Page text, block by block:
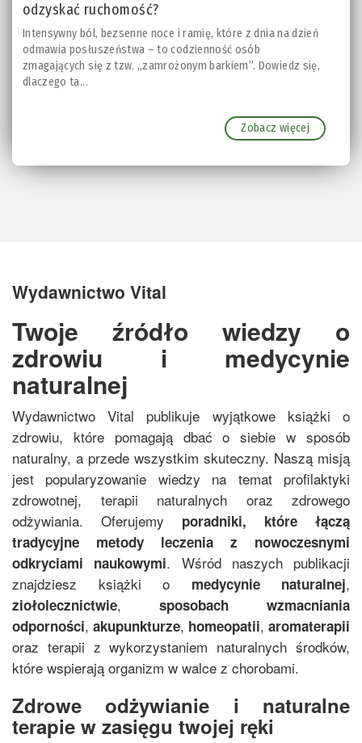
odzyskać ruchomość?
Intensywny ból, bezsenne noce i ramię, które z dnia na dzień
odmawia posłuszeństwa – to codzienność osób
zmagających się z tzw. „zamrożonym barkiem”. Dowiedz się,
dlaczego ta...
Zobacz więcej
Wydawnictwo Vital
Twoje źródło wiedzy o
zdrowiu i medycynie
naturalnej
Wydawnictwo Vital publikuje wyjątkowe książki o
zdrowiu, które pomagają dbać o siebie w sposób
naturalny, a przede wszystkim skuteczny. Naszą misją
jest popularyzowanie wiedzy na temat profilaktyki
zdrowotnej, terapii naturalnych oraz zdrowego
odżywiania. Oferujemy poradniki, które łączą
tradycyjne metody leczenia z nowoczesnymi
odkryciami naukowymi. Wśród naszych publikacji
znajdziesz książki o medycynie naturalnej,
ziołolecznictwie, sposobach wzmacniania
odporności, akupunkturze, homeopatii, aromaterapii
oraz terapii z wykorzystaniem naturalnych środków,
które wspierają organizm w walce z chorobami.
Zdrowe odżywianie i naturalne
terapie w zasięgu twojej ręki